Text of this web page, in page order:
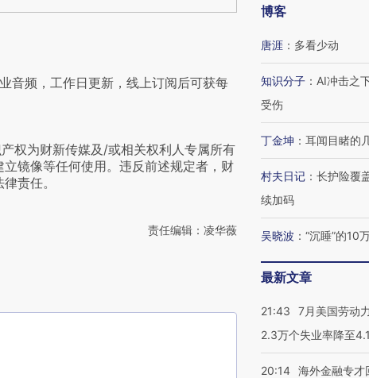
频，工作日更新，线上订阅后可获每
权为财新传媒及/或相关权利人专属所有
镜像等任何使用。违反前述规定者，财
责任。
责任编辑：凌华薇
博客
唐涯 ： 多看少动
知识分子 ： AI冲击之
受伤
丁金坤 ： 耳闻目睹的
村夫日记 ： 长护险覆
续加码
吴晓波 ： “沉睡”的10
最新文章
21:43
7月美国劳动
2.3万个失业率降至
20:14 海外金融专才